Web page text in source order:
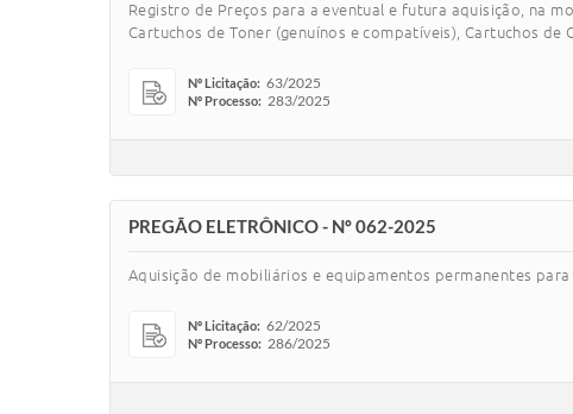
Registro de Preços para a eventual e futura aquisição, na
Cartuchos de Toner (genuínos e compatíveis), Cartuchos de
Nº Licitação: 63/2025
Nº Processo: 283/2025
PREGÃO ELETRÔNICO - Nº 062-2025
Aquisição de mobiliários e equipamentos permanentes
Nº Licitação: 62/2025
Nº Processo: 286/2025